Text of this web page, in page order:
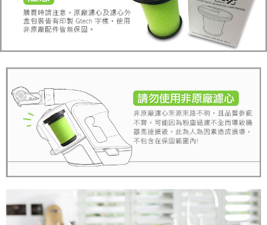
３．未成年的使用者請事先徵得法定代理人或監護人之同意方可使用
「AFTEE先享後付」，若未經同意申辦者引起之損失，本公司不負相關責
任。
４．使用「AFTEE先享後付」時，將依據個別帳號之用戶狀況，依本公司即
時審查核予不同之上限額度；若仍有額度不足之情形，本公司將視審查結果
５．嚴禁一人註冊多個帳號或使用他人資訊註冊。若發現惡意使用之情形，